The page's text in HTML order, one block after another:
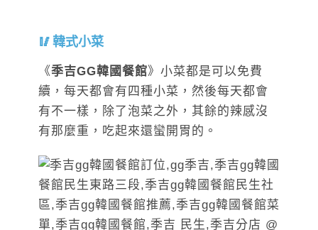
韓式小菜
《季吉GG韓國餐館》小菜都是可以免費
續，每天都會有四種小菜，然後每天都會
有不一樣，除了泡菜之外，其餘的辣感沒
有那麼重，吃起來還蠻開胃的。